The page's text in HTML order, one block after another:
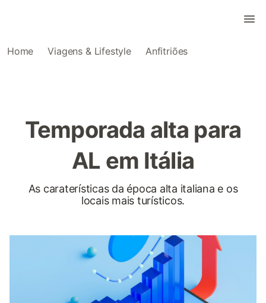
Home Viagens & Lifestyle Anfitriões
Temporada alta para
AL em Itália
As caraterísticas da época alta italiana e os
locais mais turísticos.